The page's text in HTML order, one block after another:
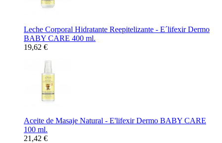
Leche Corporal Hidratante Reepitelizante - E´lifexir Dermo
BABY CARE 400 ml.
19,62 €
Aceite de Masaje Natural - E'lifexir Dermo BABY CARE
100 ml.
21,42 €